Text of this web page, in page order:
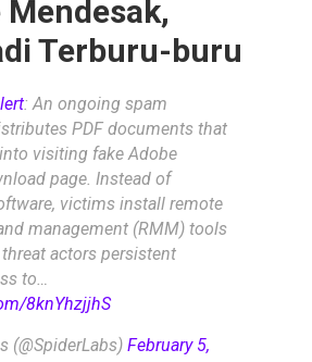
Mendesak,
Terburu-buru
: An ongoing spam
PDF documents that
visiting fake Adobe
page. Instead of
victims install remote
management (RMM) tools
actors persistent
to…
8knYhzjjhS
(@SpiderLabs)February 5,